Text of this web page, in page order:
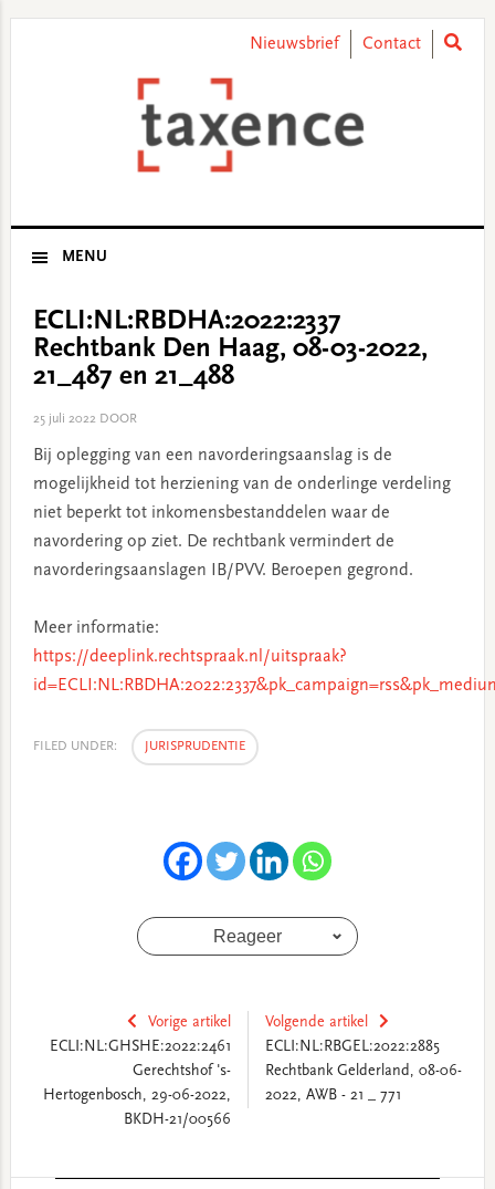
Nieuwsbrief Contact
MENU
ECLI:NL:RBDHA:2022:2337
Rechtbank Den Haag, 08-03-2022,
21_487 en 21_488
25 juli 2022DOOR
Bij oplegging van een navorderingsaanslag is de
mogelijkheid tot herziening van de onderlinge verdeling
niet beperkt tot inkomensbestanddelen waar de
navordering op ziet. De rechtbank vermindert de
navorderingsaanslagen IB/PVV. Beroepen gegrond.
Meer informatie:
https://deeplink.rechtspraak.nl/uitspraak?
FILED UNDER: JURISPRUDENTIE
Reageer
Vorige artikel
ECLI:NL:GHSHE:2022:2461
Gerechtshof 's-
Hertogenbosch, 29-06-2022,
BKDH-21/00566
Volgende artikel
ECLI:NL:RBGEL:2022:2885
Rechtbank Gelderland, 08-06-
2022, AWB - 21 _ 771